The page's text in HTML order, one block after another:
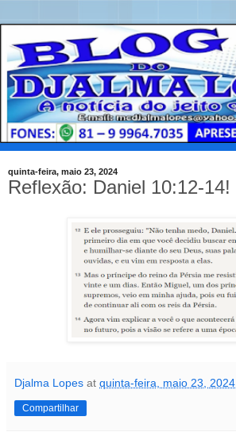
quinta-feira, maio 23, 2024
Reflexão: Daniel 10:12-14!
Djalma Lopes at quinta-feira, maio 23, 2024
Compartilhar